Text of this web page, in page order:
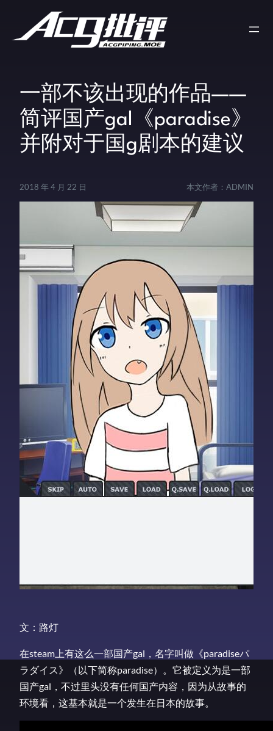
一部不该出现的作品——
简评国产gal《paradise》
并附对于国g剧本的建议
2018 年 4 月 22 日 本文作者： ADMIN
文：路灯
在steam上有这么一部国产gal，名字叫做《paradiseパ
ラダイス》（以下简称paradise）。它被定义为是一部
国产gal，不过里头没有任何国产内容，因为从故事的
环境看，这基本就是一个发生在日本的故事。